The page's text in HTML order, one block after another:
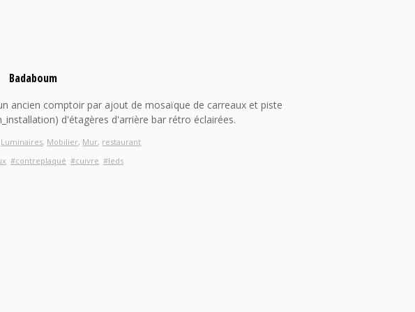
Badaboum
ancien comptoir par ajout de mosaïque de carreaux et piste
d'étagères d'arrière bar rétro éclairées.
Luminaires, Mobilier, Mur, restaurant
#contreplaqué #cuivre #leds